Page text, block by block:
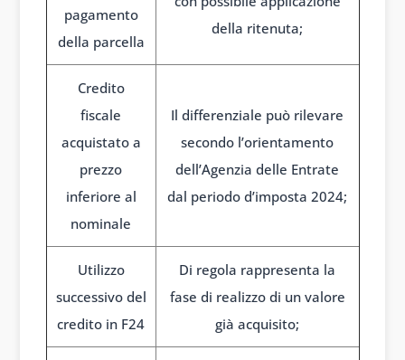
pagamento
della parcella
della ritenuta;
Credito
fiscale
acquistato a
prezzo
inferiore al
nominale
Il differenziale può rilevare
secondo l’orientamento
dell’Agenzia delle Entrate
dal periodo d’imposta 2024;
Utilizzo
successivo del
credito in F24
Di regola rappresenta la
fase di realizzo di un valore
già acquisito;